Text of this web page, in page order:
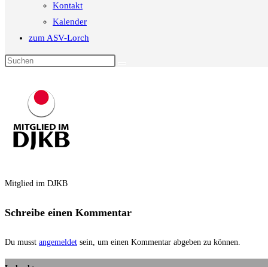
Kontakt
Kalender
zum ASV-Lorch
Diese
Mitglied im DJKB
Schreibe einen Kommentar
Du musst angemeldet sein, um einen Kommentar abgeben zu können.